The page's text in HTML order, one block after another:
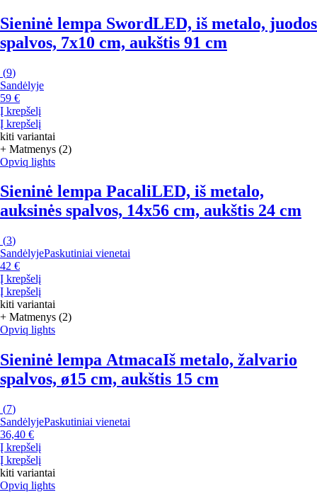
Sieninė lempa SwordLED, iš metalo, juodos
spalvos, 7x10 cm, aukštis 91 cm
(9)
Sandėlyje
59 €
Į krepšelį
Į krepšelį
kiti variantai
+ Matmenys (2)
Opviq lights
Sieninė lempa PacaliLED, iš metalo,
auksinės spalvos, 14x56 cm, aukštis 24 cm
(3)
SandėlyjePaskutiniai vienetai
42 €
Į krepšelį
Į krepšelį
kiti variantai
+ Matmenys (2)
Opviq lights
Sieninė lempa AtmacaIš metalo, žalvario
spalvos, ø15 cm, aukštis 15 cm
(7)
SandėlyjePaskutiniai vienetai
36,40 €
Į krepšelį
Į krepšelį
kiti variantai
Opviq lights